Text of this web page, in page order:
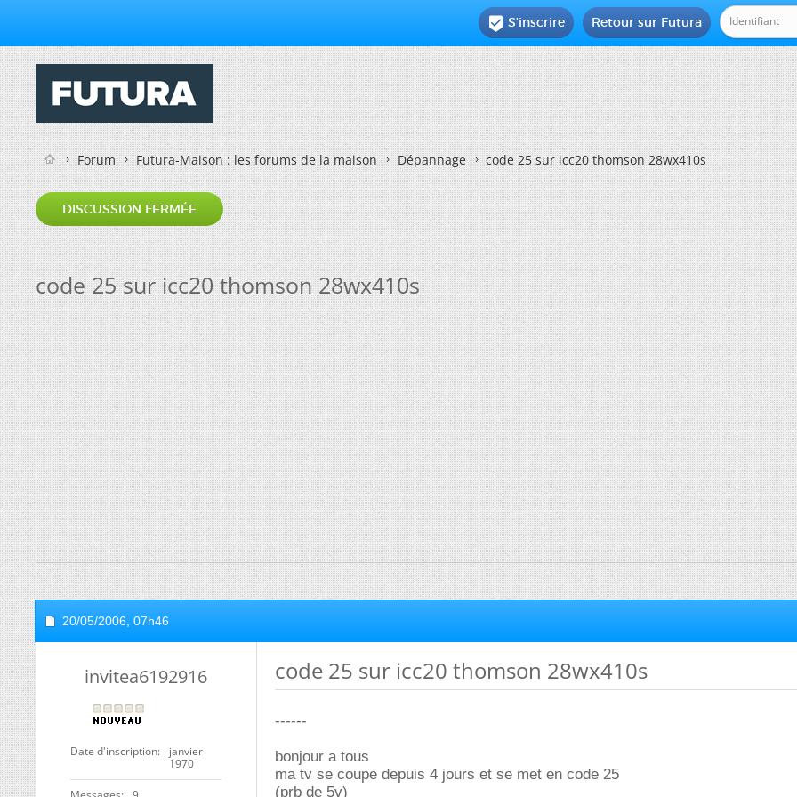
Retour sur Futura
 S'inscrire
Forum Futura-Maison : les forums de la maison Dépannage code 25 sur icc20 thomson 28wx410s
DISCUSSION FERMÉE
code 25 sur icc20 thomson 28wx410s
20/05/2006, 07h46
invitea6192916
Date d'inscription
janvier
1970
code 25 sur icc20 thomson 28wx410s
------
bonjour a tous
ma tv se coupe depuis 4 jours et se met en code 25
(prb de 5v)